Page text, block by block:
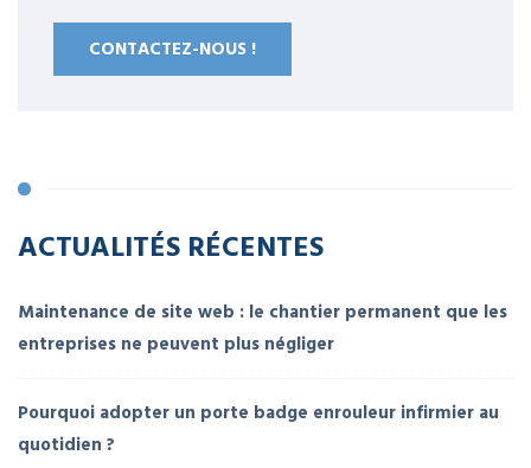
CONTACTEZ-NOUS !
ACTUALITÉS RÉCENTES
Maintenance de site web : le chantier permanent que les
entreprises ne peuvent plus négliger
Pourquoi adopter un porte badge enrouleur infirmier au
quotidien ?